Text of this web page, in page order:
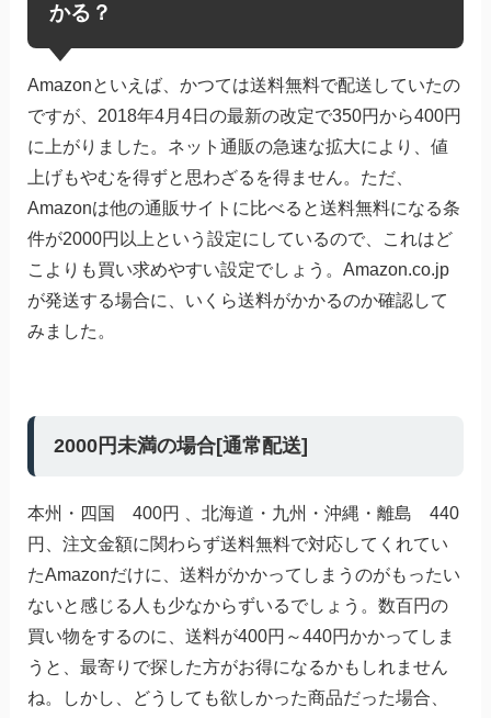
かる？
Amazonといえば、かつては送料無料で配送していたの
ですが、2018年4月4日の最新の改定で350円から400円
に上がりました。ネット通販の急速な拡大により、値
上げもやむを得ずと思わざるを得ません。ただ、
Amazonは他の通販サイトに比べると送料無料になる条
件が2000円以上という設定にしているので、これはど
こよりも買い求めやすい設定でしょう。Amazon.co.jp
が発送する場合に、いくら送料がかかるのか確認して
みました。
2000円未満の場合[通常配送]
本州・四国 400円 、北海道・九州・沖縄・離島 440
円、注文金額に関わらず送料無料で対応してくれてい
たAmazonだけに、送料がかかってしまうのがもったい
ないと感じる人も少なからずいるでしょう。数百円の
買い物をするのに、送料が400円～440円かかってしま
うと、最寄りで探した方がお得になるかもしれません
ね。しかし、どうしても欲しかった商品だった場合、